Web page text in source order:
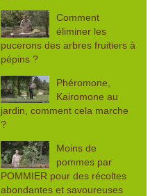
Comment
éliminer les
pucerons des arbres fruitiers à
pépins ?
Phéromone,
Kairomone au
jardin, comment cela marche
?
Moins de
pommes par
POMMIER pour des récoltes
abondantes et savoureuses